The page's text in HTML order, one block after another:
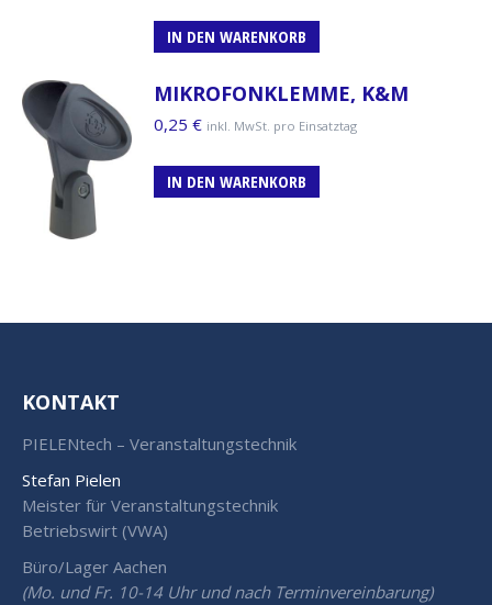
IN DEN WARENKORB
MIKROFONKLEMME, K&M
0,25 € inkl. MwSt. pro Einsatztag
IN DEN WARENKORB
KONTAKT
PIELENtech – Veranstaltungstechnik
Stefan Pielen
Meister für Veranstaltungstechnik
Betriebswirt (VWA)
Büro/Lager Aachen
(Mo. und Fr. 10-14 Uhr und nach Terminvereinbarung)